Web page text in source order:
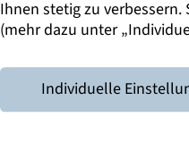
Ihnen stetig zu
(mehr dazu unter
Individuelle